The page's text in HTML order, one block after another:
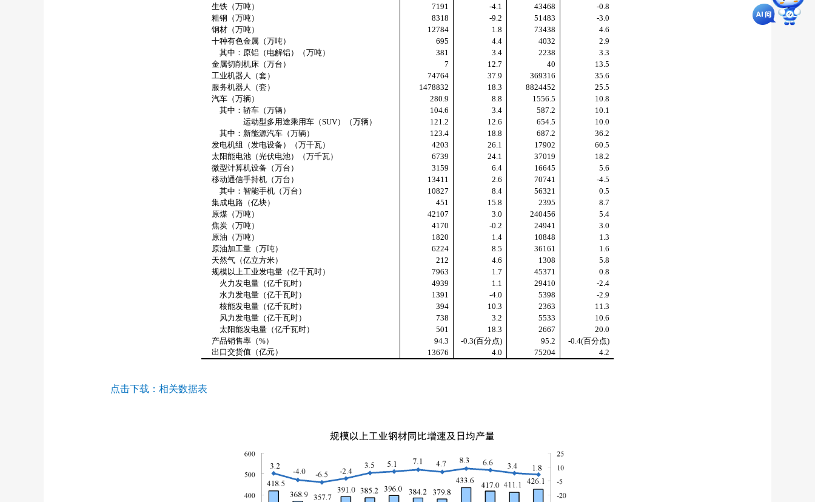
生铁（万吨）
7191 -4.1 43468
-0.8
粗钢（万吨）
8318 -9.2 51483
-3.0
钢材（万吨）
12784 1.8 73438
4.6
十种有色金属（万吨）
695 4.4 4032
2.9
其中：原铝（电解铝）（万吨）
381 3.4 2238
3.3
金属切削机床（万台）
7 12.7 40
13.5
工业机器人（套）
74764 37.9 369316
35.6
服务机器人（套）
1478832 18.3 8824452
25.5
汽车（万辆）
280.9 8.8 1556.5
10.8
其中：轿车（万辆）
104.6 3.4 587.2
10.1
运动型多用途乘用车（SUV）（万辆） 121.2 12.6 654.5
10.0
其中：新能源汽车（万辆）
123.4 18.8 687.2
36.2
发电机组（发电设备）（万千瓦）
4203 26.1 17902
60.5
太阳能电池（光伏电池）（万千瓦）
6739 24.1 37019
18.2
微型计算机设备（万台）
3159 6.4 16645
5.6
移动通信手持机（万台）
13411 2.6 70741
-4.5
其中：智能手机（万台）
10827 8.4 56321
0.5
集成电路（亿块）
451 15.8 2395
8.7
原煤（万吨）
42107 3.0 240456
5.4
焦炭（万吨）
4170 -0.2 24941
3.0
原油（万吨）
1820 1.4 10848
1.3
原油加工量（万吨）
6224 8.5 36161
1.6
天然气（亿立方米）
212 4.6 1308
5.8
规模以上工业发电量（亿千瓦时）
7963 1.7 45371
0.8
火力发电量（亿千瓦时）
4939 1.1 29410
-2.4
水力发电量（亿千瓦时）
1391 -4.0 5398
-2.9
核能发电量（亿千瓦时）
394 10.3 2363
11.3
风力发电量（亿千瓦时）
738 3.2 5533
10.6
太阳能发电量（亿千瓦时）
501 18.3 2667
20.0
产品销售率（%） 94.3 -0.3(百分点) 95.2 -0.4(百分点)
出口交货值（亿元）
13676 4.0 75204 4.2
点击下载： 相关数据表